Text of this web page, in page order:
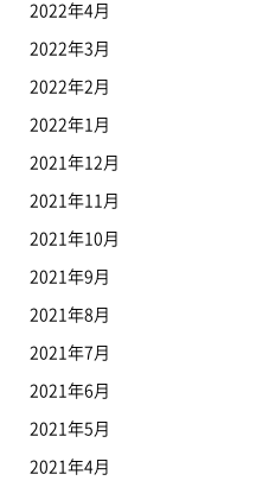
2022年4月
2022年3月
2022年2月
2022年1月
2021年12月
2021年11月
2021年10月
2021年9月
2021年8月
2021年7月
2021年6月
2021年5月
2021年4月